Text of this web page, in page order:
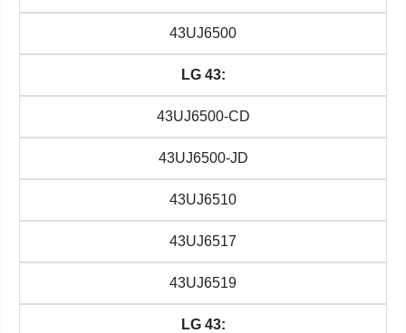
43UJ6500
LG 43:
43UJ6500-CD
43UJ6500-JD
43UJ6510
43UJ6517
43UJ6519
LG 43: